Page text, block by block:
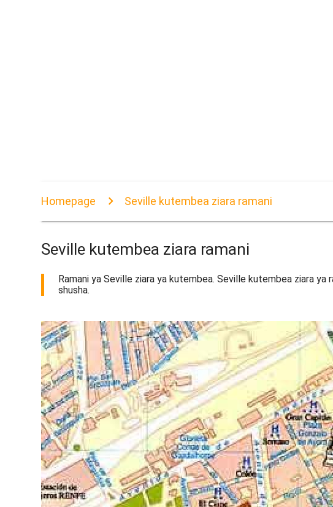
Homepage Seville kutembea ziara ramani
Seville kutembea ziara ramani
Ramani ya Seville ziara ya kutembea. Seville kutembea ziara ya
shusha.